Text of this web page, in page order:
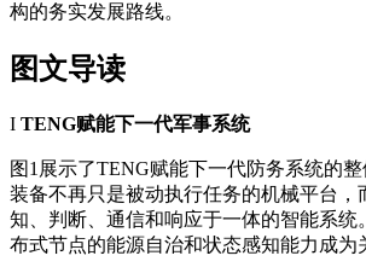
构的务实发展路线。
图文导读
I TENG赋能下一代军事系统
图1展示了TENG赋能下一代防务系统的
装备不再只是被动执行任务的机械平台，
知、判断、通信和响应于一体的智能系统
布式节点的能源自治和状态感知能力成为